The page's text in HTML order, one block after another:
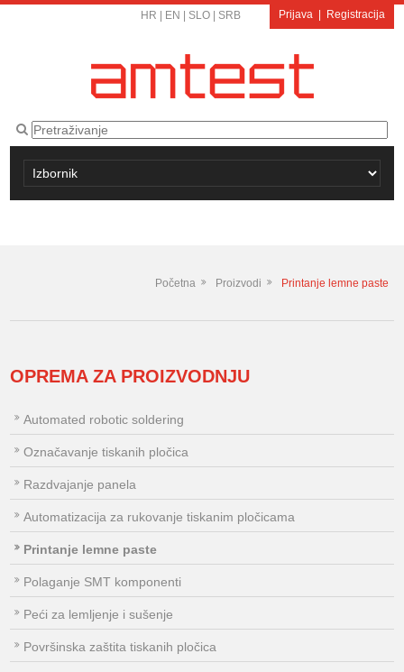
HR EN SLO| SRB Prijava| Registracija
Početna Proizvodi Printanje lemne paste
OPREMA ZA PROIZVODNJU
Automated robotic soldering
Označavanje tiskanih pločica
Razdvajanje panela
Automatizacija za rukovanje tiskanim pločicama
Printanje lemne paste
Polaganje SMT komponenti
Peći za lemljenje i sušenje
Površinska zaštita tiskanih pločica